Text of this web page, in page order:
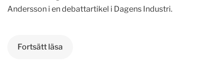
Andersson i en debattartikel i Dagens Industri.
Fortsätt läsa